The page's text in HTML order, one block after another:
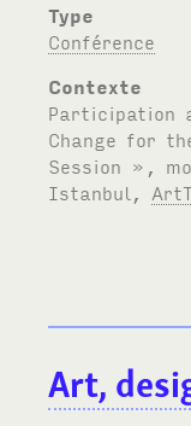
Type
Conférence
Contexte
Participation
Change for
Session »,
Istanbul,
Art,